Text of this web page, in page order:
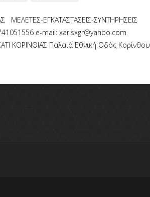
ΕΓΚΑΤΑΣΤΑΣΕΙΣ-ΣΥΝΤΗΡΗΣΕΙΣ
2741051556 e-mail: xarisxgr@yahoo.com
ΚΟΡΙΝΘΙΑΣ Παλαιά Εθνική Οδός Κορίνθου